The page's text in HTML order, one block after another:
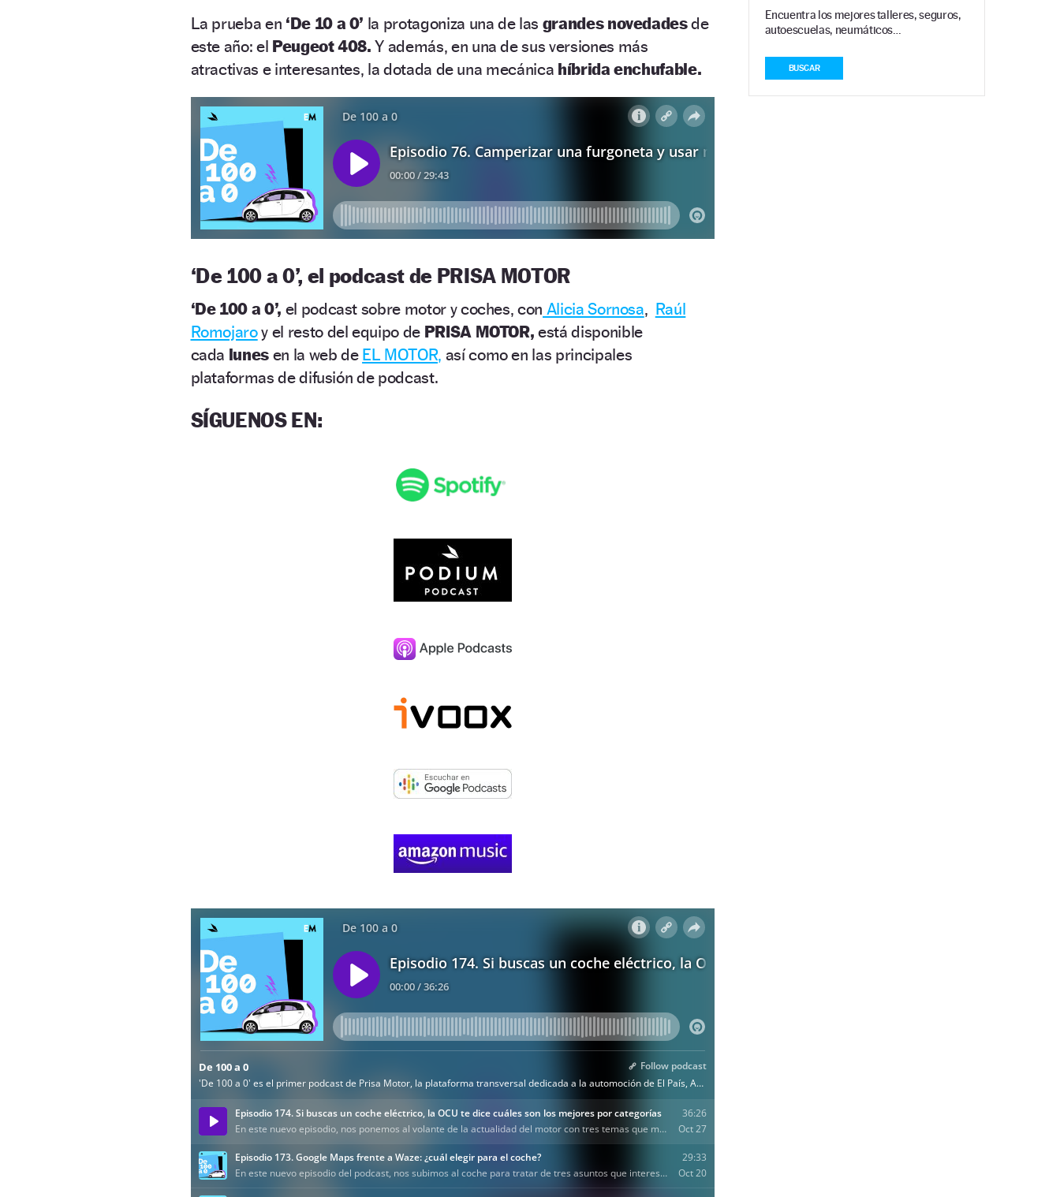
La prueba en ‘De 10 a 0’ la protagoniza una de las grandes novedadesde
este año: el Peugeot 408. Y además, en una de sus versiones más
atractivas e interesantes, la dotada de una mecánica híbrida enchufable.
‘De 100 a 0’, el podcast de PRISA MOTOR
‘De 100 a 0’, el podcast sobre motor y coches, con Alicia Sornosa, Raúl
Romojaroy el resto del equipo de PRISA MOTOR, está disponible
cada lunes en la web de EL MOTOR, así como en las principales
plataformas de difusión de podcast.
SÍGUENOS EN:
Encuentra los mejores talleres, seguros,
autoescuelas, neumáticos…
BUSCAR